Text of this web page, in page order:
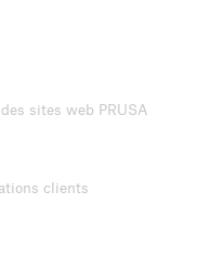
sites web PRUSA
clients